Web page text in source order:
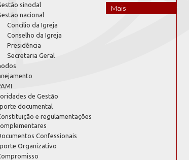
sinodal
nacional
Concílio da Igreja
Conselho da Igreja
Presidência
Secretaria Geral
de Gestão
documental
e regulamentações
Confessionais
Organizativo
Mais